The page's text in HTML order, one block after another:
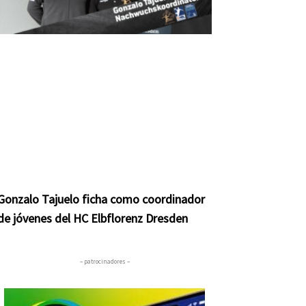
Tajuelo ficha como coordinador
jóvenes del HC Elbflorenz Dresden
– patrocinadores –